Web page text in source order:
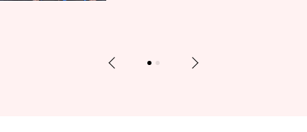
Previous 1 2 Next